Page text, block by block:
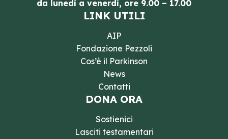
da lunedì a venerdì, ore 9.00 – 17.00
LINK UTILI
AIP
Fondazione Pezzoli
Cos’è il Parkinson
News
Contatti
DONA ORA
Sostienici
Lasciti testamentari